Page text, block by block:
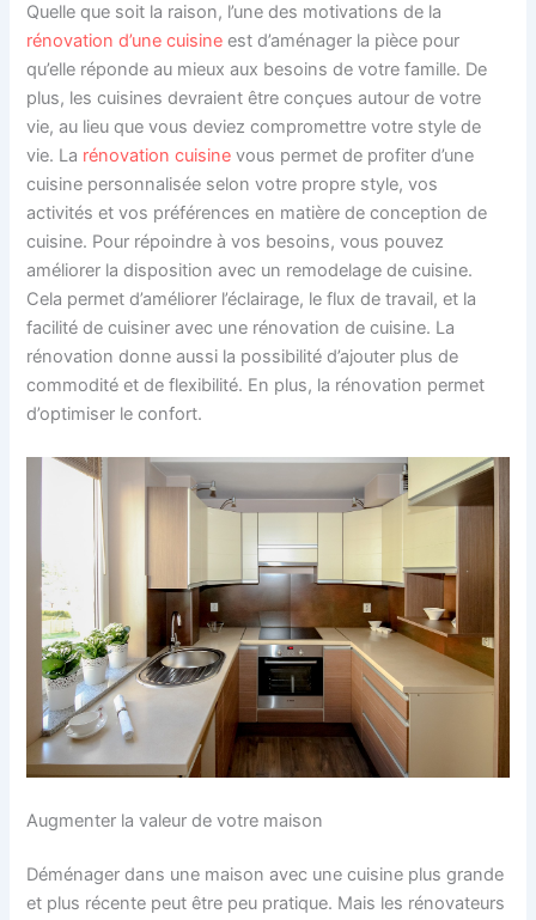
Quelle que soit la raison, l’une des motivations de la
rénovation d’une cuisine est d’aménager la pièce pour
qu’elle réponde au mieux aux besoins de votre famille. De
plus, les cuisines devraient être conçues autour de votre
vie, au lieu que vous deviez compromettre votre style de
vie. La rénovation cuisine vous permet de profiter d’une
cuisine personnalisée selon votre propre style, vos
activités et vos préférences en matière de conception de
cuisine. Pour répoindre à vos besoins, vous pouvez
améliorer la disposition avec un remodelage de cuisine.
Cela permet d’améliorer l’éclairage, le flux de travail, et la
facilité de cuisiner avec une rénovation de cuisine. La
rénovation donne aussi la possibilité d’ajouter plus de
commodité et de flexibilité. En plus, la rénovation permet
d’optimiser le confort.
Augmenter la valeur de votre maison
Déménager dans une maison avec une cuisine plus grande
et plus récente peut être peu pratique. Mais les rénovateurs